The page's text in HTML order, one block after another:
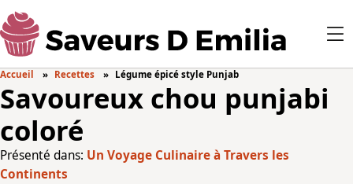
Accueil Recettes Légume épicé style Punjab
Savoureux chou punjabi
coloré
Présenté dans: Un Voyage Culinaire à Travers les
Continents